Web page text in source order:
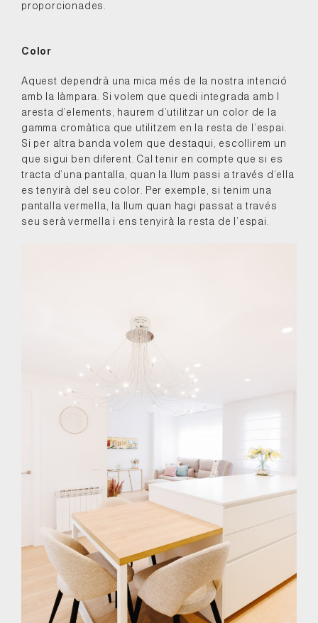
proporcionades.
Color
Aquest dependrà una mica més de la nostra intenció
amb la làmpara. Si volem que quedi integrada amb l
aresta d’elements, haurem d’utilitzar un color de la
gamma cromàtica que utilitzem en la resta de l’espai.
Si per altra banda volem que destaqui, escollirem un
que sigui ben diferent. Cal tenir en compte que si es
tracta d’una pantalla, quan la llum passi a través d’ella
es tenyirà del seu color. Per exemple, si tenim una
pantalla vermella, la llum quan hagi passat a través
seu serà vermella i ens tenyirà la resta de l’espai.